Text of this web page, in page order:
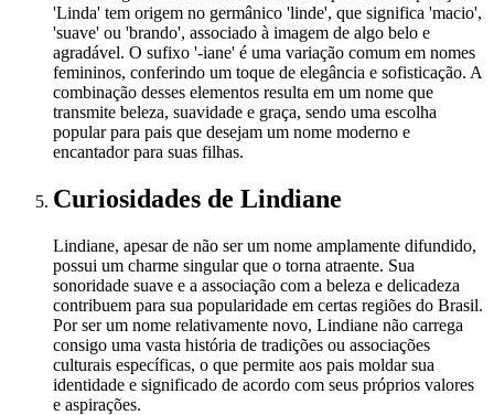
'Linda' tem origem no germânico 'linde', que significa 'macio',
'suave' ou 'brando', associado à imagem de algo belo e
agradável. O sufixo '-iane' é uma variação comum em nomes
femininos, conferindo um toque de elegância e sofisticação. A
combinação desses elementos resulta em um nome que
transmite beleza, suavidade e graça, sendo uma escolha
popular para pais que desejam um nome moderno e
encantador para suas filhas.
Curiosidades de Lindiane
Lindiane, apesar de não ser um nome amplamente difundido,
possui um charme singular que o torna atraente. Sua
sonoridade suave e a associação com a beleza e delicadeza
contribuem para sua popularidade em certas regiões do Brasil.
Por ser um nome relativamente novo, Lindiane não carrega
consigo uma vasta história de tradições ou associações
culturais específicas, o que permite aos pais moldar sua
identidade e significado de acordo com seus próprios valores
e aspirações.